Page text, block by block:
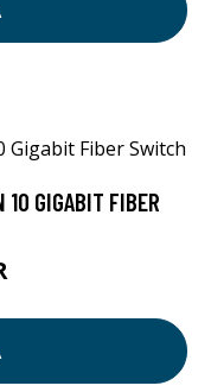
GIGABIT FIBER